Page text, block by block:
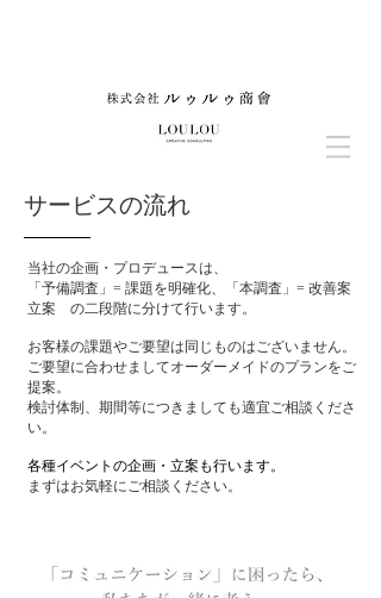
​サービスの流れ
当社の企画・プロデュースは、
「予備調査」= 課題を明確化、「本調査」= 改善案
立案 の二段階に分けて行います。
お客様の課題やご要望は同じものはございません。
ご要望に合わせましてオーダーメイドのプランをご
提案。
検討体制、期間等につきましても適宜ご相談くださ
い。
各種イベントの企画・立案も行います。
まずはお気軽にご相談ください。